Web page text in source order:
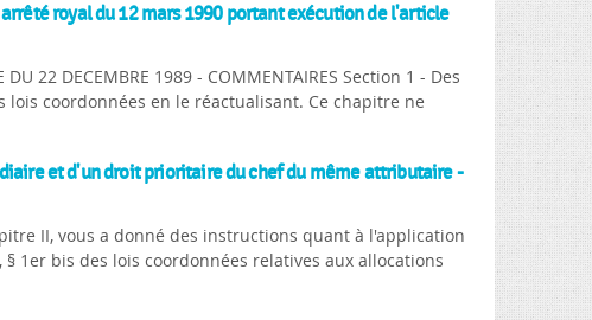
royal du 12 mars 1990 portant exécution de l'article
22 DECEMBRE 1989 - COMMENTAIRES Section 1 - Des
coordonnées en le réactualisant. Ce chapitre ne
et d'un droit prioritaire du chef du même attributaire -
II, vous a donné des instructions quant à l'application
1er bis des lois coordonnées relatives aux allocations